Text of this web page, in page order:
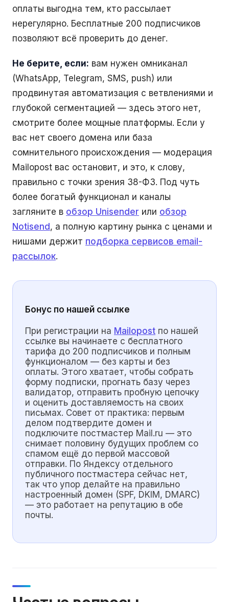
оплаты выгодна тем, кто рассылает
нерегулярно. Бесплатные 200 подписчиков
позволяют всё проверить до денег.
Не берите, если: вам нужен омниканал
(WhatsApp, Telegram, SMS, push) или
продвинутая автоматизация с ветвлениями и
глубокой сегментацией — здесь этого нет,
смотрите более мощные платформы. Если у
вас нет своего домена или база
сомнительного происхождения — модерация
Mailopost вас остановит, и это, к слову,
правильно с точки зрения 38-ФЗ. Под чуть
более богатый функционал и каналы
загляните в обзор Unisender или обзор
Notisend , а полную картину рынка с ценами и
нишами держит подборка сервисов email-
рассылок.
Бонус по нашей ссылке
При регистрации на Mailopost по нашей
ссылке вы начинаете с бесплатного
тарифа до 200 подписчиков и полным
функционалом — без карты и без
оплаты. Этого хватает, чтобы собрать
форму подписки, прогнать базу через
валидатор, отправить пробную цепочку
и оценить доставляемость на своих
письмах. Совет от практика: первым
делом подтвердите домен и
подключите постмастер Mail.ru — это
снимает половину будущих проблем со
спамом ещё до первой массовой
отправки. По Яндексу отдельного
публичного постмастера сейчас нет,
так что упор делайте на правильно
настроенный домен (SPF, DKIM, DMARC)
— это работает на репутацию в обе
почты.